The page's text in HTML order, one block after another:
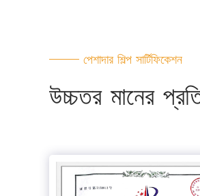
পেশাদার শিল্প সার্টিফিকেশন
উচ্চতর মানের